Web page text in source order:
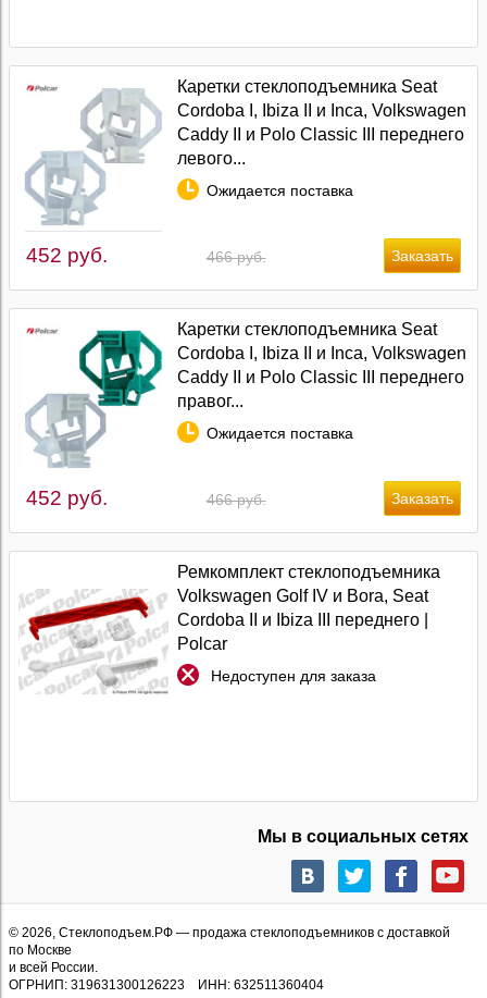
Каретки стеклоподъемника Seat
Cordoba I, Ibiza II и Inca, Volkswagen
Caddy II и Polo Classic III переднего
левого...
Ожидается поставка
466 руб.
452 руб.
Каретки стеклоподъемника Seat
Cordoba I, Ibiza II и Inca, Volkswagen
Caddy II и Polo Classic III переднего
правог...
Ожидается поставка
466 руб.
452 руб.
Ремкомплект стеклоподъемника
Volkswagen Golf IV и Bora, Seat
Cordoba II и Ibiza III переднего |
Polcar
Недоступен для заказа
Мы в социальных сетях
© 2026, Стеклоподъем.РФ — продажа стеклоподъемников с доставкой
по Москве
и всей России.
ОГРНИП: 319631300126223 ИНН: 632511360404